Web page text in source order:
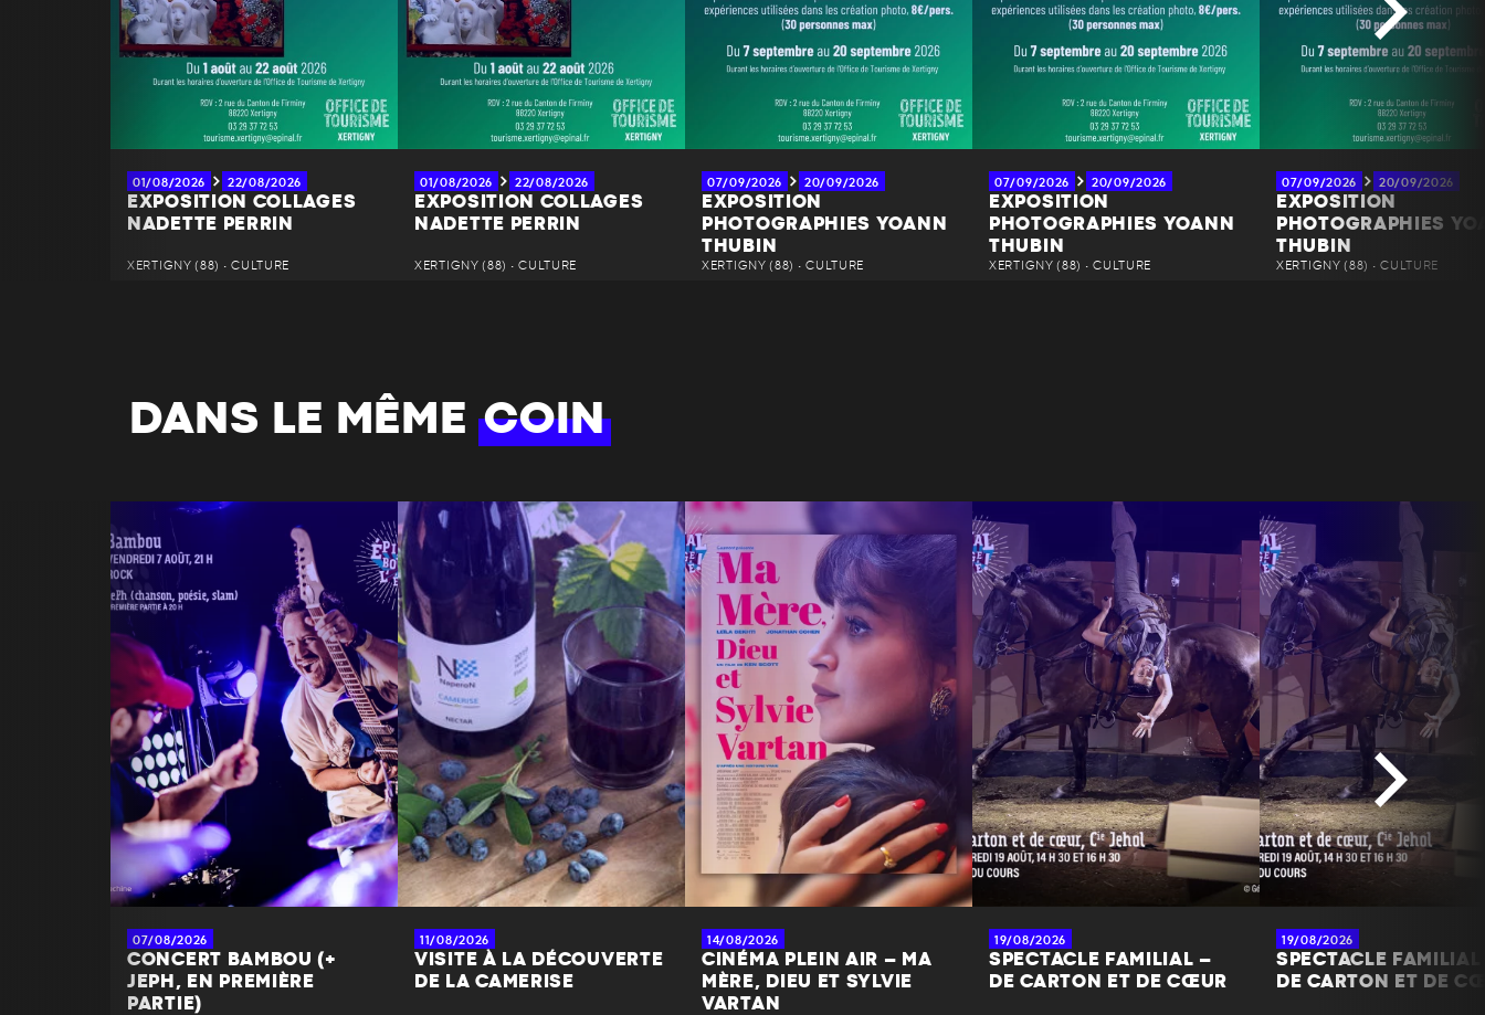
01/08/2026 22/08/2026
EXPOSITION COLLAGES
NADETTE PERRIN
XERTIGNY (88) • CULTURE
01/08/2026 22/08/2026
EXPOSITION COLLAGES
NADETTE PERRIN
XERTIGNY (88) • CULTURE
07/09/2026 20/09/2026
EXPOSITION
PHOTOGRAPHIES YOANN
THUBIN
XERTIGNY (88) • CULTURE
07/09/2026 20/09/2026
EXPOSITION
PHOTOGRAPHIES YOANN
THUBIN
XERTIGNY (88) • CULTURE
07/09/2026 20/09/2026
EXPOSITION
PHOTOGRAPHIES
THUBIN
XERTIGNY (88) • CULTURE
DANS LE MÊMECOIN
07/08/2026
CONCERT BAMBOU (+
JEPH, EN PREMIÈRE
PARTIE)
11/08/2026
VISITE À LA DÉCOUVERTE
DE LA CAMERISE
14/08/2026
CINÉMA PLEIN AIR – MA
MÈRE, DIEU ET SYLVIE
VARTAN
19/08/2026
SPECTACLE FAMILIAL –
DE CARTON ET DE CŒUR
19/08/2026
SPECTACLE
DE CARTON ET DE